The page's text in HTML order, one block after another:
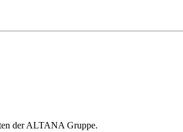
der ALTANA Gruppe.